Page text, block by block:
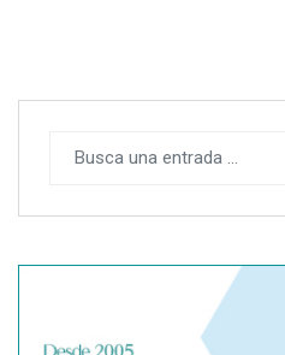
SegurChollo advierte de los
privado ante un contagio de